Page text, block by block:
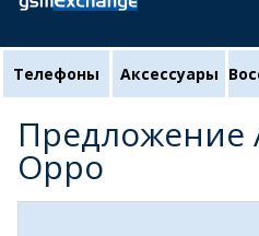
Телефоны Аксессуары
Предложение
Oppo